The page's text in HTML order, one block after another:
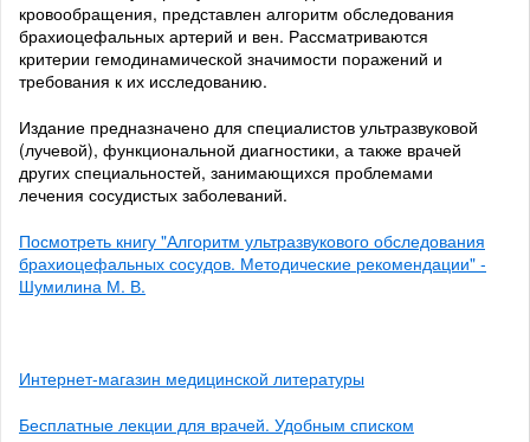
кровообращения, представлен алгоритм обследования
брахиоцефальных артерий и вен. Рассматриваются
критерии гемодинамической значимости поражений и
требования к их исследованию.
Издание предназначено для специалистов ультразвуковой
(лучевой), функциональной диагностики, а также врачей
других специальностей, занимающихся проблемами
лечения сосудистых заболеваний.
Посмотреть книгу "Алгоритм ультразвукового обследования
брахиоцефальных сосудов. Методические рекомендации" -
Шумилина М. В.
Интернет-магазин медицинской литературы
Бесплатные лекции для врачей. Удобным списком